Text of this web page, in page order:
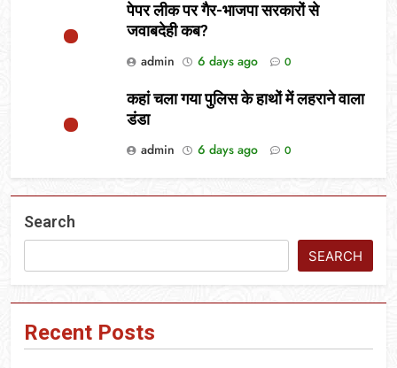
पेपर लीक पर गैर-भाजपा सरकारों से
जवाबदेही कब?
admin
6 days ago 0
कहां चला गया पुलिस के हाथों में लहराने वाला
डंडा
admin
6 days ago 0
Search
SEARCH
Recent Posts